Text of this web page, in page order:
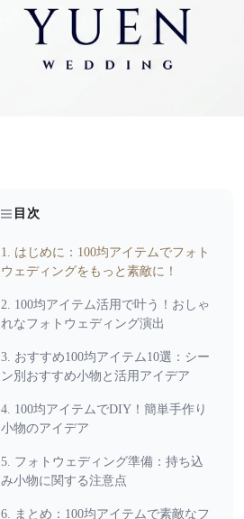
目次
1. はじめに：100均アイテムでフォト
ウェディングをもっと素敵に！
2. 100均アイテム活用で叶う！おしゃ
れなフォトウェディング演出
3. おすすめ100均アイテム10選：シー
ン別おすすめ小物と活用アイデア
4. 100均アイテムでDIY！簡単手作り
小物のアイデア
5. フォトウェディング準備：持ち込
み小物に関する注意点
6. まとめ：100均アイテムで素敵なフ